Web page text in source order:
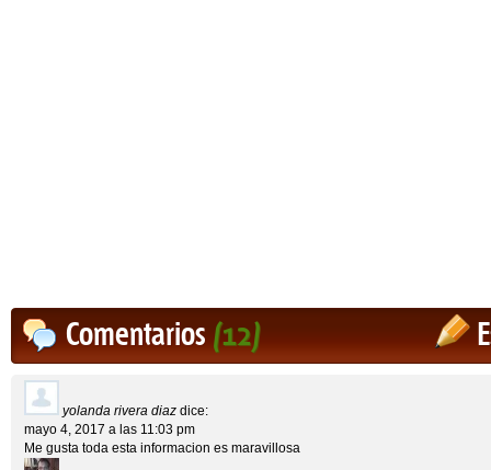
Comentarios(12)
yolanda rivera diaz dice:
mayo 4, 2017 a las 11:03 pm
Me gusta toda esta informacion es maravillosa